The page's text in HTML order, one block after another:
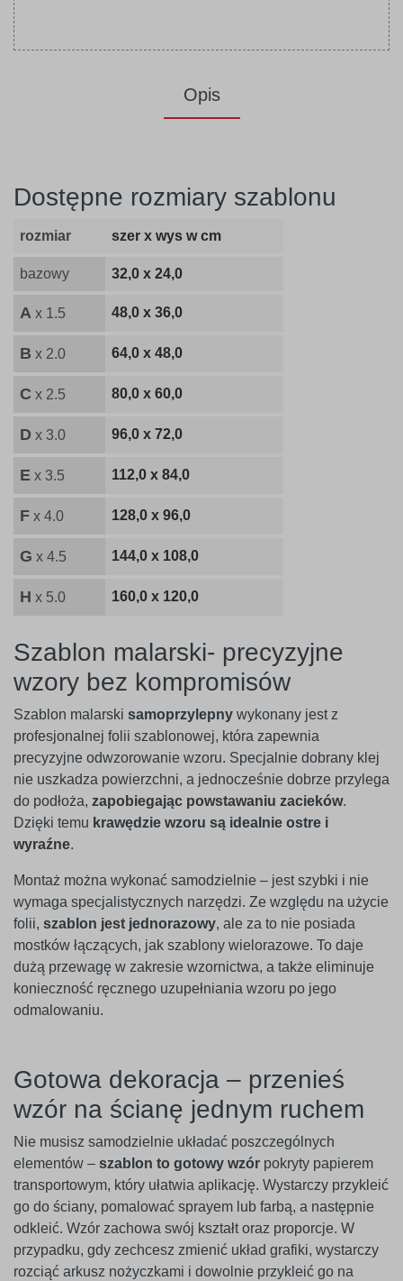
Opis
Dostępne rozmiary szablonu
rozmiar szer x wys w cm
bazowy 32,0 x 24,0
A x 1.5 48,0 x 36,0
B x 2.0 64,0 x 48,0
C x 2.5 80,0 x 60,0
D x 3.0 96,0 x 72,0
E x 3.5 112,0 x 84,0
F x 4.0 128,0 x 96,0
G x 4.5 144,0 x 108,0
H x 5.0 160,0 x 120,0
Szablon malarski- precyzyjne
wzory bez kompromisów
Szablon malarski samoprzylepny wykonany jest z
profesjonalnej folii szablonowej, która zapewnia
precyzyjne odwzorowanie wzoru. Specjalnie dobrany klej
nie uszkadza powierzchni, a jednocześnie dobrze przylega
do podłoża, zapobiegając powstawaniu zacieków.
Dzięki temu krawędzie wzoru są idealnie ostre i
wyraźne.
Montaż można wykonać samodzielnie – jest szybki i nie
wymaga specjalistycznych narzędzi. Ze względu na użycie
folii, szablon jest jednorazowy, ale za to nie posiada
mostków łączących, jak szablony wielorazowe. To daje
dużą przewagę w zakresie wzornictwa, a także eliminuje
konieczność ręcznego uzupełniania wzoru po jego
odmalowaniu.
Gotowa dekoracja – przenieś
wzór na ścianę jednym ruchem
Nie musisz samodzielnie układać poszczególnych
elementów – szablon to gotowy wzór pokryty papierem
transportowym, który ułatwia aplikację. Wystarczy przykleić
go do ściany, pomalować sprayem lub farbą, a następnie
odkleić. Wzór zachowa swój kształt oraz proporcje. W
przypadku, gdy zechcesz zmienić układ grafiki, wystarczy
rozciąć arkusz nożyczkami i dowolnie przykleić go na